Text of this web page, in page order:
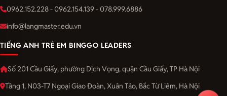
0962.152.228 - 0962.154.139 - 078.999.6886
info@langmaster.edu.vn
TIẾNG ANH TRẺ EM BINGGO LEADERS
Số 201 Cầu Giấy, phường Dịch Vọng, quận Cầu Giấy, TP Hà Nội
Tầng 1, N03-T7 Ngoại Giao Đoàn, Xuân Tảo, Bắc Từ Liêm, Hà Nội